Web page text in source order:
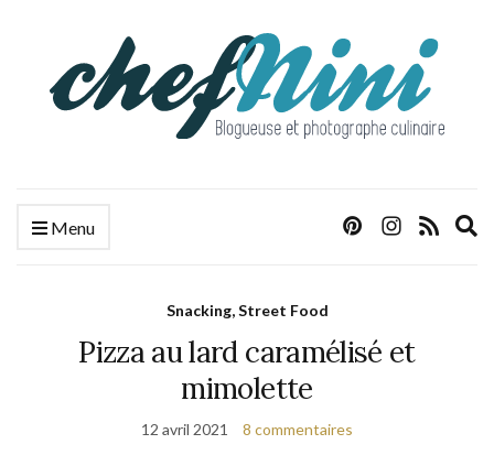
Menu
Snacking, Street Food
Pizza au lard caramélisé et
mimolette
12 avril 2021 8 commentaires